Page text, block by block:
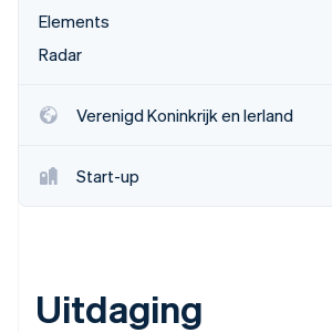
Elements
Radar
Verenigd Koninkrijk en Ierland
Start-up
Uitdaging